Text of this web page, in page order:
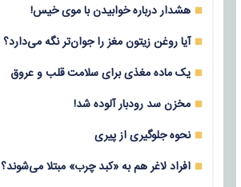
هشدار درباره خوابیدن با موی خیس!
آیا روغن زیتون مغز را جوان‌تر نگه می‌دارد؟
یک ماده مغذی برای سلامت قلب و عروق
مخزن سد رودبار آلوده شد!
نحوه جلوگیری از پیری
افراد لاغر هم به «کبد چرب» مبتلا می‌شوند؟